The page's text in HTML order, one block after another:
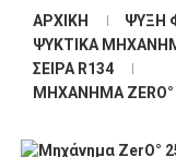
ΑΡΧΙΚΉ
ΨΎΞΗ
ΨΥΚΤΙΚΆ
ΣΕΙΡΆ R134
ΜΗΧΆΝΗΜΑ ZERΟ°